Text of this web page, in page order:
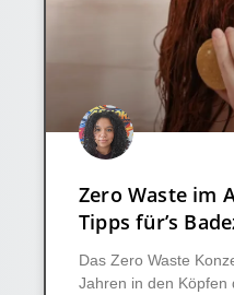
Zero Waste im
Tipps für’s
Das Zero Waste
Jahren in den Köpfen